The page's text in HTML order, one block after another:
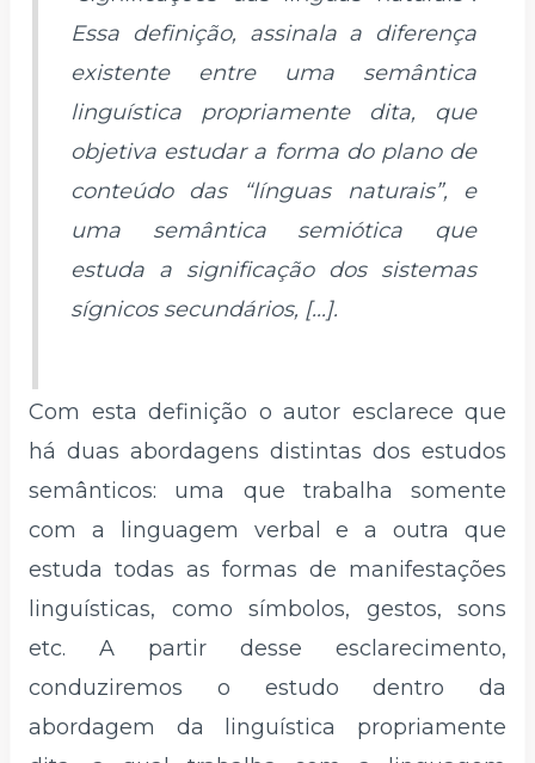
Essa definição, assinala a diferença
existente entre uma semântica
linguística propriamente dita, que
objetiva estudar a forma do plano de
conteúdo das “línguas naturais”, e
uma semântica semiótica que
estuda a significação dos sistemas
sígnicos secundários, [...].
Com esta definição o autor esclarece que
há duas abordagens distintas dos estudos
semânticos: uma que trabalha somente
com a linguagem verbal e a outra que
estuda todas as formas de manifestações
linguísticas, como símbolos, gestos, sons
etc. A partir desse esclarecimento,
conduziremos o estudo dentro da
abordagem da linguística propriamente